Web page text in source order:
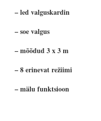
– led valguskardin
– soe valgus
– mõõdud 3 x 3 m
– 8 erinevat režiimi
– mälu funktsioon